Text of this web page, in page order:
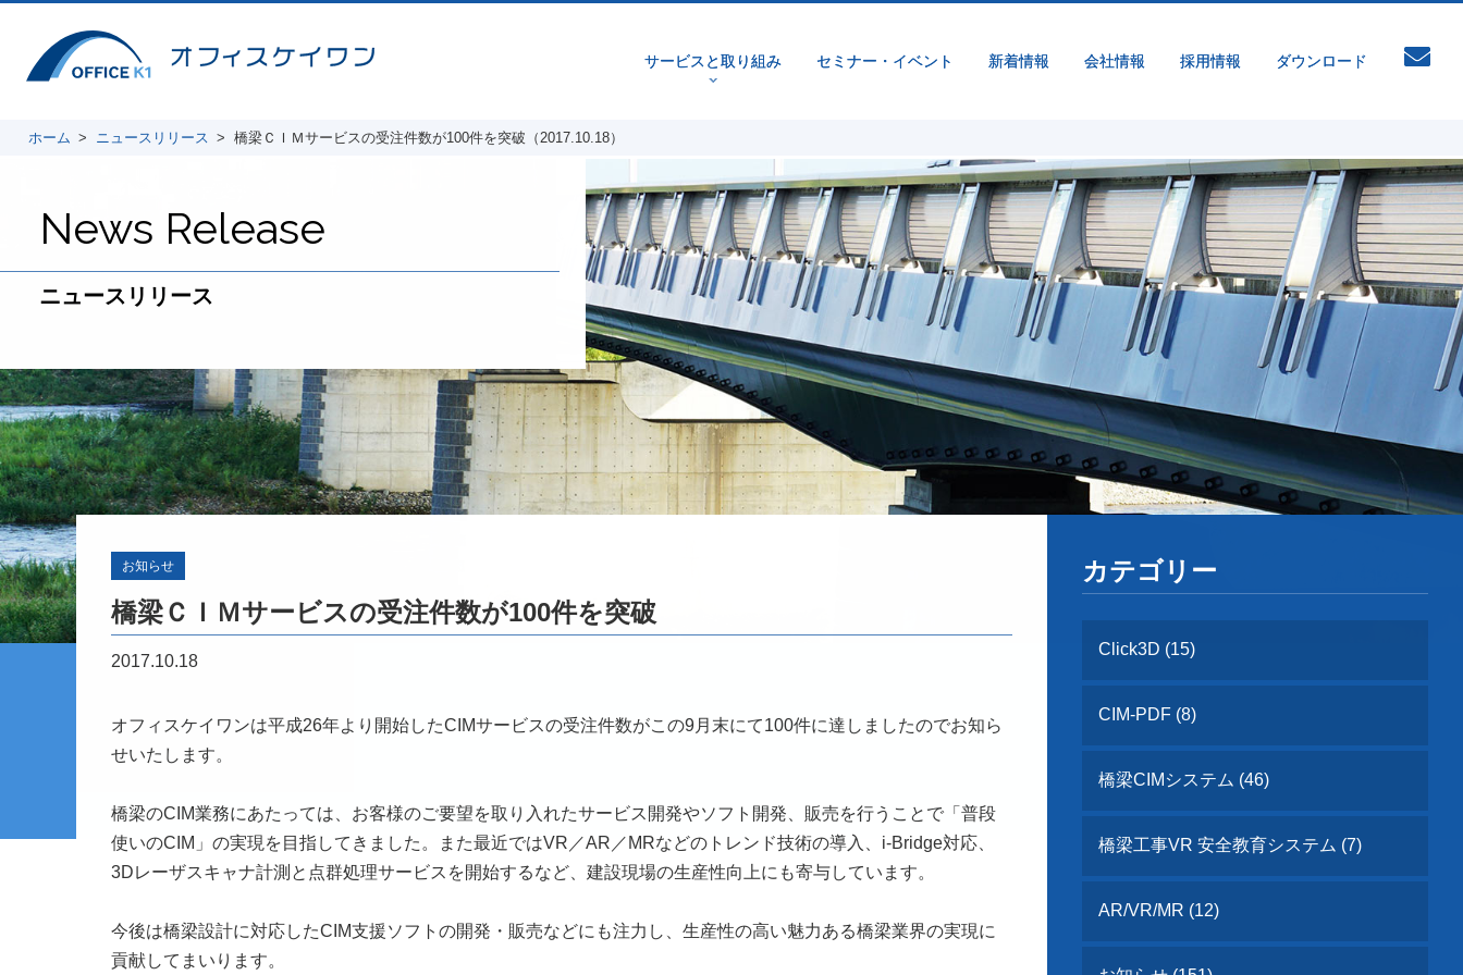
サービスと取り組み
v
セミナー・イベント 新着情報 会社情報 採用情報 ダウンロード
ホーム ニュースリリース 橋梁ＣＩＭサービスの受注件数が100件を突破（2017.10.18）
News Release
ニュースリリース
お知らせ
橋梁ＣＩＭサービスの受注件数が100件を突破
2017.10.18
オフィスケイワンは平成26年より開始したCIMサービスの受注件数がこの9月末にて100件に達しましたのでお知ら
せいたします。
橋梁のCIM業務にあたっては、お客様のご要望を取り入れたサービス開発やソフト開発、販売を行うことで「普段
使いのCIM」の実現を目指してきました。また最近ではVR／AR／MRなどのトレンド技術の導入、i-Bridge対応、
3Dレーザスキャナ計測と点群処理サービスを開始するなど、建設現場の生産性向上にも寄与しています。
今後は橋梁設計に対応したCIM支援ソフトの開発・販売などにも注力し、生産性の高い魅力ある橋梁業界の実現に
貢献してまいります。
カテゴリー
Click3D (15)
CIM-PDF (8)
橋梁CIMシステム (46)
橋梁工事VR 安全教育システム (7)
AR/VR/MR (12)